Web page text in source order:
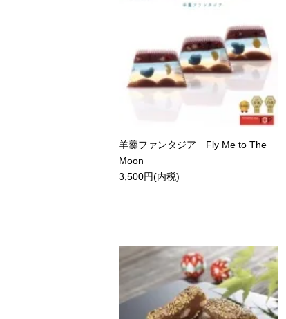
羊羹ファンタジア Fly Me to The
Moon
3,500円(内税)